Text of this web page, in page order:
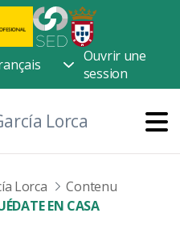
Ouvrir une
session
Lorca
Lorca
Contenu
EN CASA